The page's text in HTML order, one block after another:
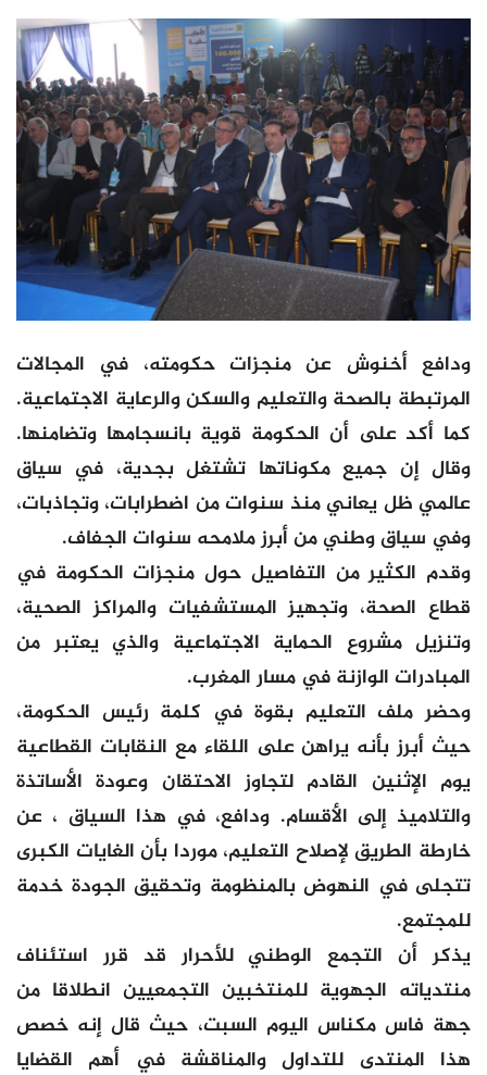
ودافع أخنوش عن منجزات حكومته، في المجالات
المرتبطة بالصحة والتعليم والسكن والرعاية الاجتماعية.
كما أكد على أن الحكومة قوية بانسجامها وتضامنها.
وقال إن جميع مكوناتها تشتغل بجدية، في سياق
عالمي ظل يعاني منذ سنوات من اضطرابات، وتجاذبات،
وفي سياق وطني من أبرز ملامحه سنوات الجفاف.
وقدم الكثير من التفاصيل حول منجزات الحكومة في
قطاع الصحة، وتجهيز المستشفيات والمراكز الصحية،
وتنزيل مشروع الحماية الاجتماعية والذي يعتبر من
المبادرات الوازنة في مسار المغرب.
وحضر ملف التعليم بقوة في كلمة رئيس الحكومة،
حيث أبرز بأنه يراهن على اللقاء مع النقابات القطاعية
يوم الإثنين القادم لتجاوز الاحتقان وعودة الأساتذة
والتلاميذ إلى الأقسام. ودافع، في هذا السياق ، عن
خارطة الطريق لإصلاح التعليم، موردا بأن الغايات الكبرى
تتجلى في النهوض بالمنظومة وتحقيق الجودة خدمة
للمجتمع.
يذكر أن التجمع الوطني للأحرار قد قرر استئناف
منتدياته الجهوية للمنتخبين التجمعيين انطلاقا من
جهة فاس مكناس اليوم السبت، حيث قال إنه خصص
هذا المنتدى للتداول والمناقشة في أهم القضايا